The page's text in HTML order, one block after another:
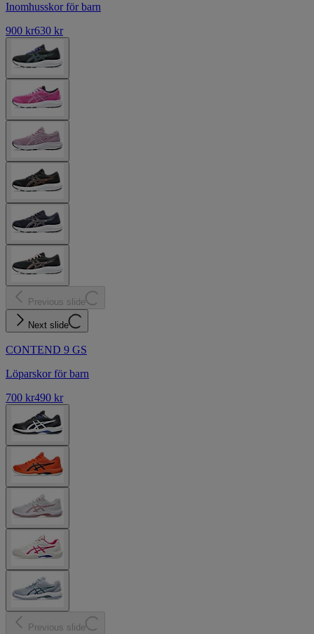
Inomhusskor för barn
900 kr630 kr
Previous slide
Next slide
CONTEND 9 GS
Löparskor för barn
700 kr490 kr
Previous slide